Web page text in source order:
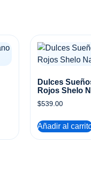
Dulces
Rojos Shelo
$539.00
Añadir al